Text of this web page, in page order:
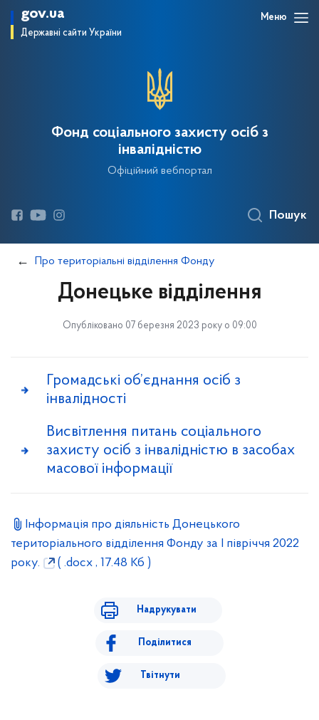
gov.ua
Державні сайти України
Меню
Фонд соціального захисту осіб з
інвалідністю
Офіційний вебпортал
Пошук
Про територіальні відділення Фонду
Донецьке відділення
Опубліковано 07 березня 2023 року о 09:00
Громадські об’єднання осіб з
інвалідності
Висвітлення питань соціального
захисту осіб з інвалідністю в засобах
масової інформації
Інформація про діяльність Донецького
територіального відділення Фонду за І півріччя 2022
року.
( .docx , 17.48 Кб )
Надрукувати
Поділитися
Твітнути